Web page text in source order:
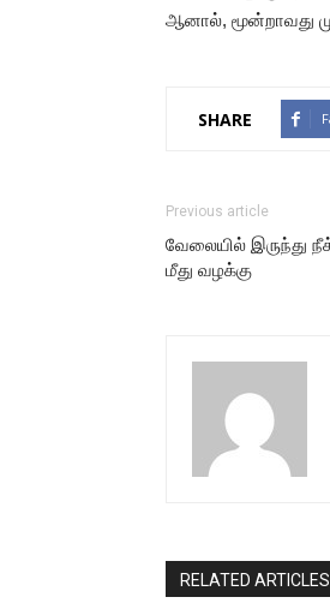
ஆனால், மூன்றாவது
SHARE
Previous article
வேலையில் இருந்து
மீது வழக்கு
RELATED ARTICLES